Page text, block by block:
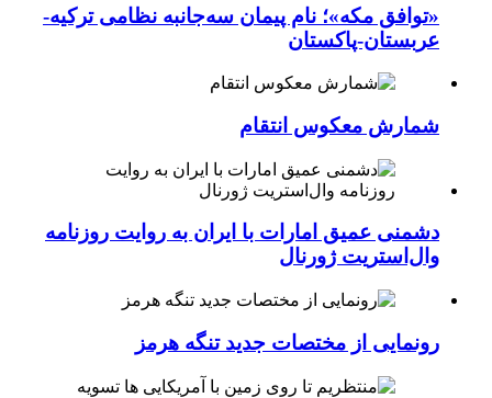
«توافق مکه»؛ نام پیمان سه‌جانبه نظامی ترکیه-
عربستان-پاکستان
شمارش معکوس انتقام
دشمنی عمیق امارات با ایران به روایت روزنامه
وال‌استریت ژورنال
رونمایی از مختصات جدید تنگه هرمز